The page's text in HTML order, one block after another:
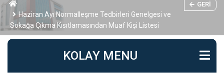
Haziran Ayı Normalleşme Tedbirleri Genelgesi ve
Sokağa Çıkma Kısıtlamasından Muaf Kişi Listesi
GERI
KOLAY MENU